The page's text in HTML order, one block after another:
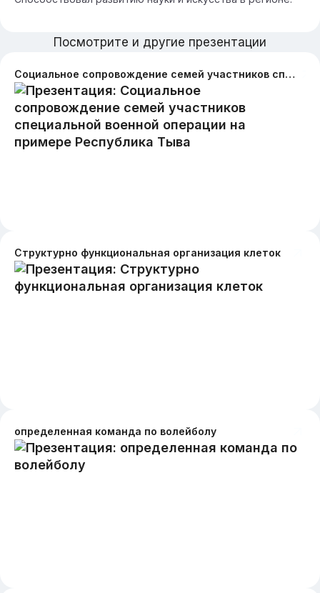
Посмотрите и другие презентации
Социальное сопровождение семей участников специальной военной операции на примере Республика Тыва
Структурно функциональная организация клеток
определенная команда по волейболу